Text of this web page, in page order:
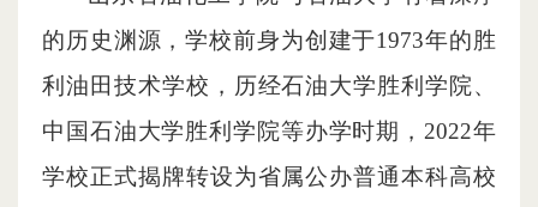
的历史渊源，学校前身为创建于1973年的胜
利油田技术学校，历经石油大学胜利学院、
中国石油大学胜利学院等办学时期，2022年
学校正式揭牌转设为省属公办普通本科高校